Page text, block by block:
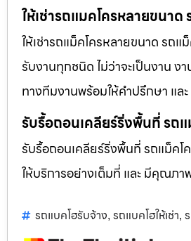
ให้เช่ารถแมคโครหลายขนาด
ให้เช่ารถแม็คโครหลายขนาด รถ
รับงานทุกชนิด ไม่ว่าจะเป็นงาน
ทางทีมงานพร้อมให้คำปรึกษา แล
รับรื้อถอนเคลียร์ริ่งพื้นที่ รถ
รับรื้อถอนเคลียร์ริ่งพื้นที่ รถแม็คโ
ให้บริการอย่างเต็มที่ และ มีคุณภ
รถแบคโฮรับจ้าง, รถแบคโฮให้เช่า,